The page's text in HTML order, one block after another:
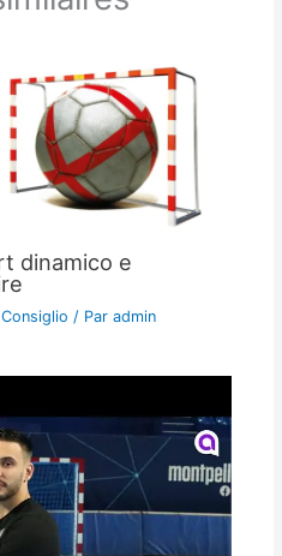
dinamico e
/ Par admin